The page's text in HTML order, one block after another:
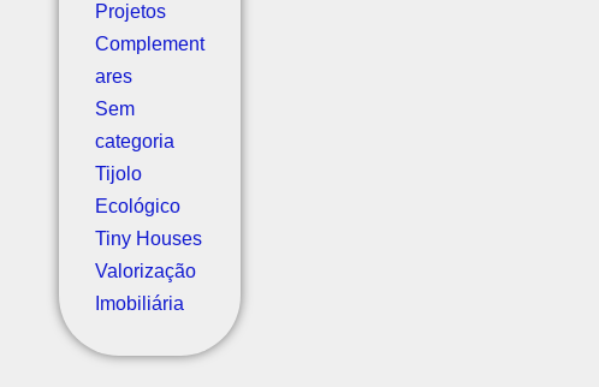
Projetos
Complement
ares
Sem
categoria
Tijolo
Ecológico
Tiny Houses
Valorização
Imobiliária